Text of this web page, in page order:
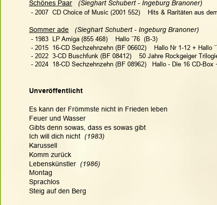
Schönes Paar
(Sieghart Schubert - Ingeburg Branoner)
- 2007  CD Choice of Music (2001 552)    Hits & Raritäten aus
Sommer ade
(Sieghart Schubert - Ingeburg Branoner)
- 1983  LP Amiga (855 468)    Hallo `76  (B-3)
- 2015  16-CD Sechzehnzehn (BF 06602)    Hallo Nr 1-12 + Hallo
- 2022  3-CD Buschfunk (BF 08412)    50 Jahre Rockgeiger
- 2024  18-CD Sechzehnzehn (BF 08962)   Hallo - Die 16 CD-
Unveröffentlicht
Es kann der Frömmste nicht in Frieden leben
Feuer und Wasser
Gibts denn sowas, dass es sowas gibt
Ich will dich nicht (1983)
Karussell
Komm zurück
Lebenskünstler (1986)
Montag
Sprachlos
Steig auf den Berg